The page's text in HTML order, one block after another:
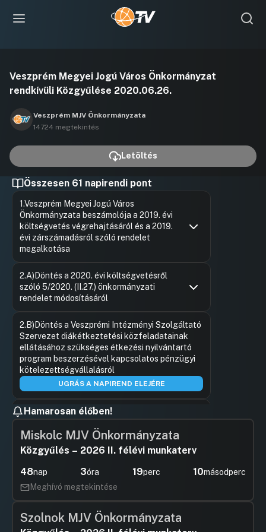
lejátszása
Veszprém Megyei Jogú Város Önkormányzat
rendkívüli Közgyűlése 2020.06.26.
Veszprém MJV Önkormányzata
14724 megtekintés
Letöltés
Összesen 61 napirendi pont
1.Veszprém Megyei Jogú Város
Önkormányzata beszámolója a 2019. évi
költségvetés végrehajtásáról és a 2019.
évi zárszámadásról szóló rendelet
megalkotása
2.A)Döntés a 2020. évi költségvetésről
szóló 5/2020. (II.27.) önkormányzati
rendelet módosításáról
2.B)Döntés a Veszprémi Intézményi Szolgáltató
Szervezet diákétkeztetési közfeladatainak
ellátásához szükséges étkezési nyilvántartó
program beszerzésével kapcsolatos pénzügyi
kötelezettségvállalásról
UGRÁS A NAPIREND ELEJÉRE
2.C)Döntés a Veszprémi Csillag Úti
érintő előzetes pénzügyi
kötelezettségvállalásról
Hozzászólások Ugrás a napirendi pontra
32.A Veszprémi Rendőrkapitányság
Vezetőjének beszámolója Veszprém
intézkedésekről és az azzal kapcsolatos
feladatokról
Hamarosan élőben!
Miskolc MJV Önkormányzata
Közgyűlés – 2026 II. félévi munkaterv
48nap 3óra 19perc 10másodperc
Meghívó megtekintése
Szolnok MJV Önkormányzata